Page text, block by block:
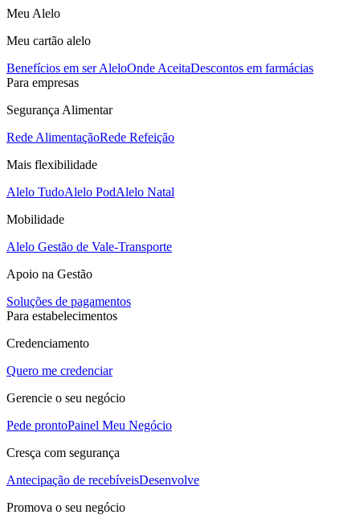
Meu Alelo
Meu cartão alelo
Benefícios em ser AleloOnde AceitaDescontos em farmácias
Para empresas
Segurança Alimentar
Rede AlimentaçãoRede Refeição
Mais flexibilidade
Alelo TudoAlelo PodAlelo Natal
Mobilidade
Alelo Gestão de Vale-Transporte
Apoio na Gestão
Soluções de pagamentos
Para estabelecimentos
Credenciamento
Quero me credenciar
Gerencie o seu negócio
Pede prontoPainel Meu Negócio
Cresça com segurança
Antecipação de recebíveisDesenvolve
Promova o seu negócio